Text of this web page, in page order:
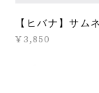
【ヒバナ】サ
¥3,850